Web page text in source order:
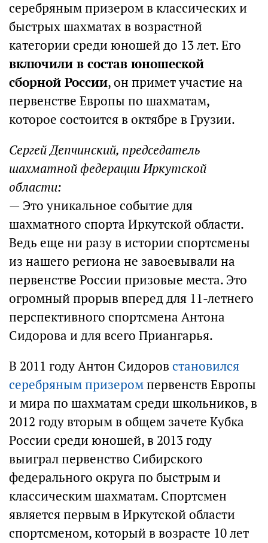
серебряным призером в классических и
быстрых шахматах в возрастной
категории среди юношей до 13 лет. Его
включили в состав юношеской
сборной России, он примет участие на
первенстве Европы по шахматам,
которое состоится в октябре в Грузии.
Сергей Депчинский, председатель
шахматной федерации Иркутской
области:
— Это уникальное событие для
шахматного спорта Иркутской области.
Ведь еще ни разу в истории спортсмены
из нашего региона не завоевывали на
первенстве России призовые места. Это
огромный прорыв вперед для 11-летнего
перспективного спортсмена Антона
Сидорова и для всего Приангарья.
В 2011 году Антон Сидоров становился
серебряным призеромпервенств Европы
и мира по шахматам среди школьников, в
2012 году вторым в общем зачете Кубка
России среди юношей, в 2013 году
выиграл первенство Сибирского
федерального округа по быстрым и
классическим шахматам. Спортсмен
является первым в Иркутской области
спортсменом, который в возрасте 10 лет